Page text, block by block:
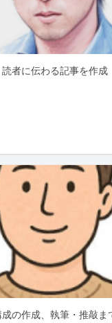
者に伝わる記事を作成
の作成、執筆・推敲ま